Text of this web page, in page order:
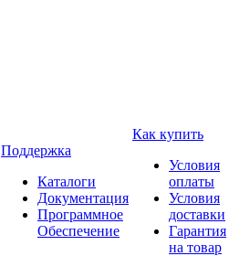
Поддержка
Каталоги
Документация
Программное
Обеспечение
Как купить
Условия
оплаты
Условия
доставки
Гарантия
на товар